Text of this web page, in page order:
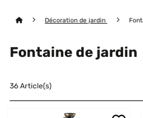
Décoration de jardin
Fontaine de jardin
36 Article(s)